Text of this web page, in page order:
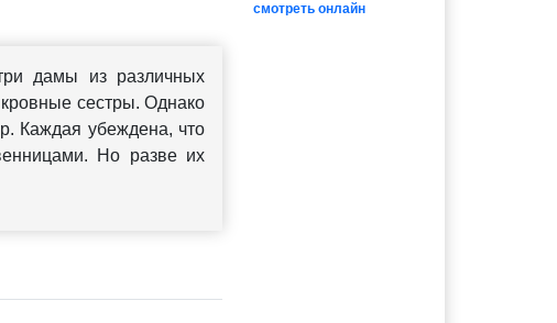
дамы из различных
сестры. Однако
Каждая убеждена, что
Но разве их
смотреть онлайн